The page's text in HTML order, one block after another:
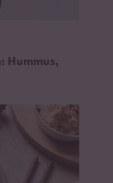
Hummus,